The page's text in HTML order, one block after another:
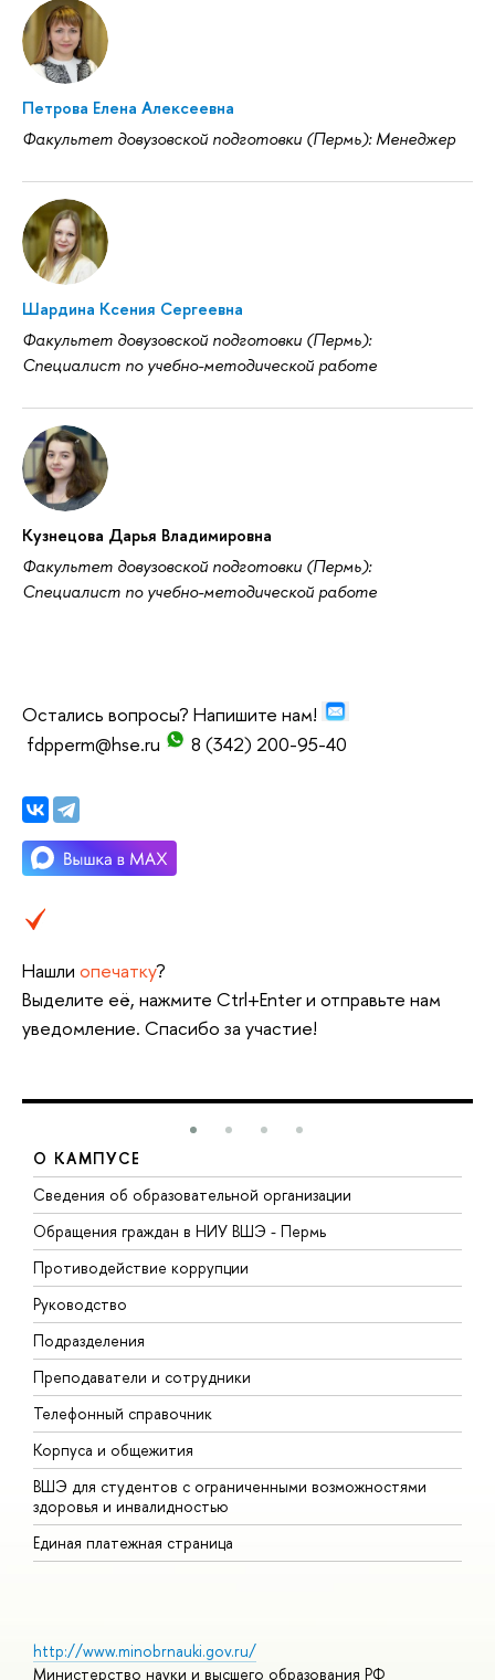
Петрова Елена Алексеевна
Факультет довузовской подготовки (Пермь): Менеджер
Шардина Ксения Сергеевна
Факультет довузовской подготовки (Пермь):
Специалист по учебно-методической работе
Кузнецова Дарья Владимировна
Факультет довузовской подготовки (Пермь):
Специалист по учебно-методической работе
Остались вопросы? Напишите нам!
fdpperm@hse.ru
8 (342) 200-95-40
Нашли опечатку?
Выделите её, нажмите Ctrl+Enter и отправьте нам
уведомление. Спасибо за участие!
О КАМПУСЕ
Сведения об образовательной организации
Обращения граждан в НИУ ВШЭ - Пермь
Противодействие коррупции
Руководство
Подразделения
Преподаватели и сотрудники
Телефонный справочник
Корпуса и общежития
ВШЭ для студентов с ограниченными возможностями
здоровья и инвалидностью
Единая платежная страница
http://www.minobrnauki.gov.ru/
Министерство науки и высшего образования РФ